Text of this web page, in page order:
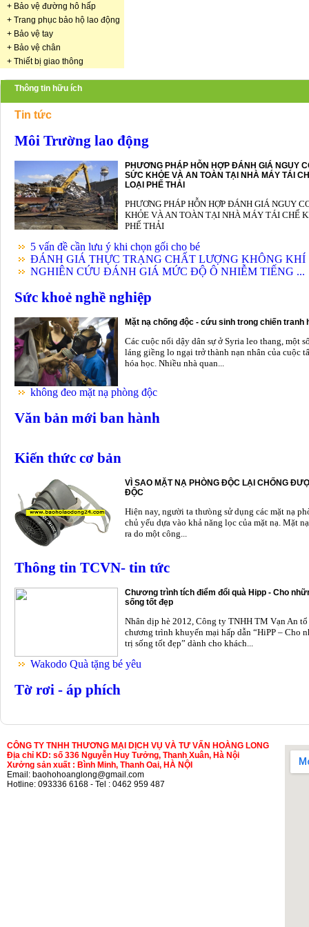
+ Bảo vệ đường hô hấp
+ Trang phục bảo hộ lao động
+ Bảo vệ tay
+ Bảo vệ chân
+ Thiết bị giao thông
Thông tin hữu ích
Tin tức
Môi Trường lao động
PHƯƠNG PHÁP HỖN HỢP ĐÁNH GIÁ NGUY
SỨC KHỎE VÀ AN TOÀN TẠI NHÀ MÁY TÁI
LOẠI PHẾ THẢI
PHƯƠNG PHÁP HỖN HỢP ĐÁNH GIÁ NGUY
KHỎE VÀ AN TOÀN TẠI NHÀ MÁY TÁI CHẾ
PHẾ THẢI
5 vấn đề cần lưu ý khi chọn gối cho bé
ĐÁNH GIÁ THỰC TRẠNG CHẤT LƯỢNG KHÔNG KHÍ
NGHIÊN CỨU ĐÁNH GIÁ MỨC ĐỘ Ô NHIỄM TIẾNG ...
Sức khoẻ nghề nghiệp
Mặt nạ chống độc - cứu sinh trong chiến tranh
Các cuộc nổi dậy dân sự ở Syria leo thang, một
láng giềng lo ngại trở thành nạn nhân của cuộc
hóa học. Nhiều nhà quan...
không đeo mặt nạ phòng độc
Văn bản mới ban hành
Kiến thức cơ bản
VÌ SAO MẶT NẠ PHÒNG ĐỘC LẠI CHỐNG
ĐỘC
Hiện nay, người ta thưòng sử dụng các mặt nạ
chủ yếu dựa vào khả năng lọc của mặt nạ. Mặt
ra do một công...
Thông tin TCVN- tin tức
Chương trình tích điểm đổi quà Hipp - Cho
sống tốt đẹp
Nhân dịp hè 2012, Công ty TNHH TM Vạn An
chương trình khuyến mại hấp dẫn “HiPP – Cho
trị sống tốt đẹp” dành cho khách...
Wakodo Quà tặng bé yêu
Tờ rơi - áp phích
CÔNG TY TNHH THƯƠNG MẠI DỊCH VỤ VÀ TƯ VẤN HOÀNG LONG
Địa chỉ KD: số 336 Nguyễn Huy Tưởng, Thanh Xuân, Hà Nội
Xưởng sản xuất : Bình Minh, Thanh Oai, HÀ NỘI
Email: baohohoanglong@gmail.com
Hotline: 093336 6168 - Tel : 0462 959 487